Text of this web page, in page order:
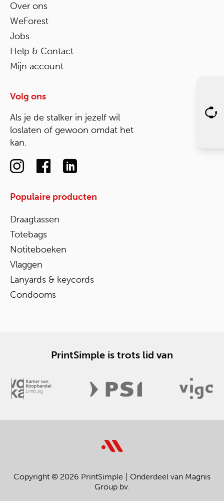
Over ons
WeForest
Jobs
Help & Contact
Mijn account
Volg ons
Als je de stalker in jezelf wil
loslaten of gewoon omdat het
kan.
Populaire producten
Draagtassen
Totebags
Notiteboeken
Vlaggen
Lanyards & keycords
Condooms
PrintSimple is trots lid van
Copyright © 2026 PrintSimple
Onderdeel van Magnis
Group bv.